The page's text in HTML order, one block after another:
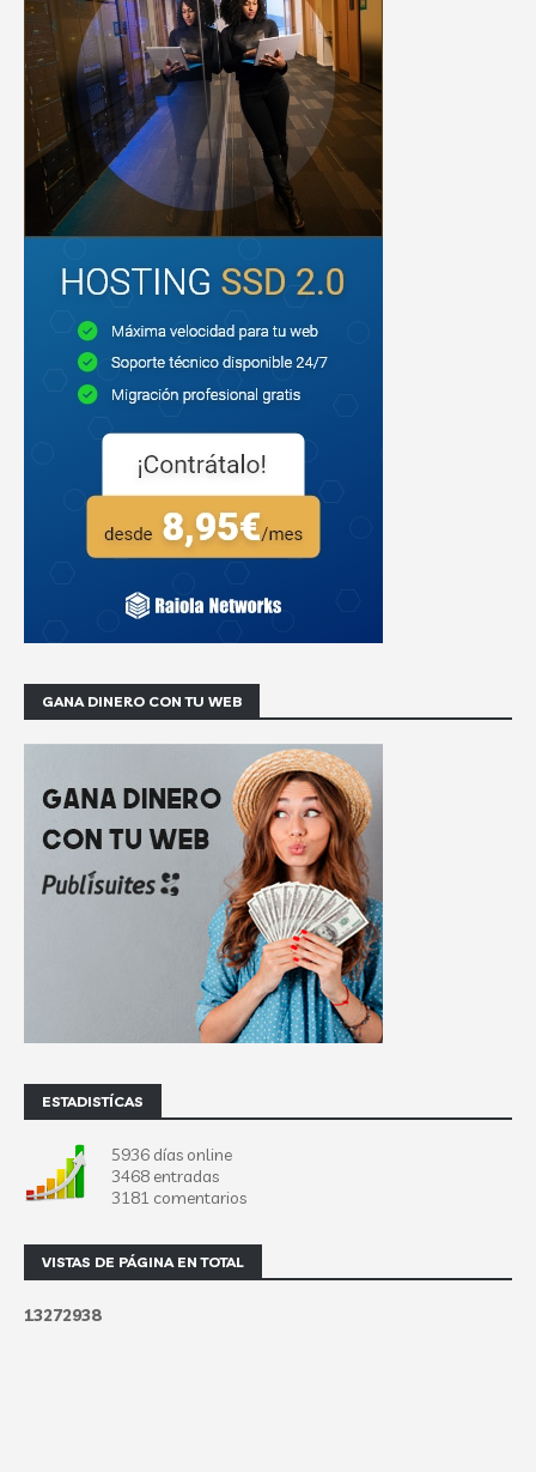
GANA DINERO CON TU WEB
ESTADISTÍCAS
5936 días online
3468 entradas
3181 comentarios
VISTAS DE PÁGINA EN TOTAL
13272938